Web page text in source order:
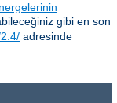
gibi en son
adresinde